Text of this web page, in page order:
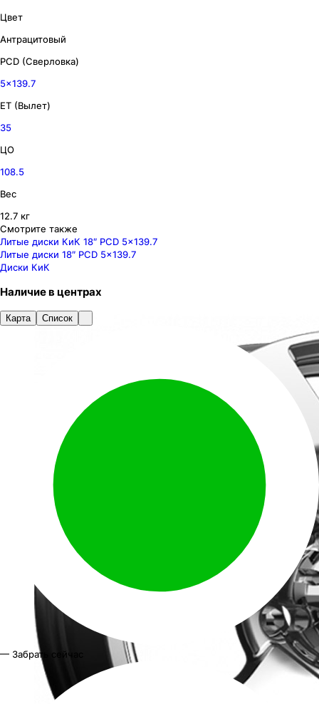
Цвет
Антрацитовый
PCD (Сверловка)
5x139.7
ET (Вылет)
35
ЦО
108.5
Вес
12.7 кг
Смотрите также
Литые диски КиК 18″ PCD 5x139.7
Литые диски 18″ PCD 5x139.7
Диски КиК
Наличиев центрах
Карта Список
— Забрать сейчас